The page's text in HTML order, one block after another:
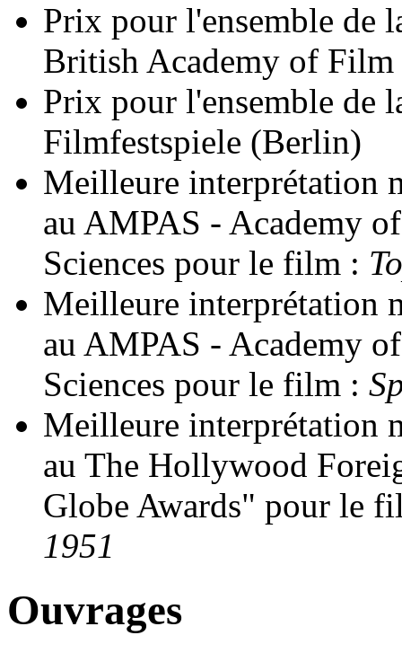
Prix pour l'ensemble de
British Academy of
Prix pour l'ensemble de
Filmfestspiele (Berlin)
Meilleure interprétation
au AMPAS - Academy
Sciences pour le film :
Meilleure interprétation
au AMPAS - Academy
Sciences pour le film :
Meilleure interprétation
au The Hollywood
Globe Awards" pour le
1951
Ouvrages